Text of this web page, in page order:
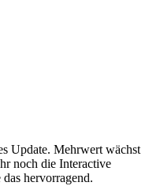
Update. Mehrwert wächst
noch die Interactive
hervorragend.